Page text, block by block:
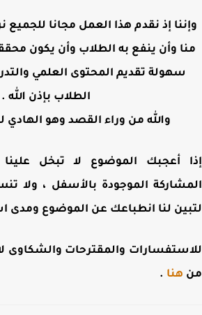
إذ نقدم هذا العمل مجانا للجميع
وأن ينفع به الطلاب وأن يكون محققا
سهولة تقديم المحتوى العلمي
الطلاب بإذن الله .
والله من وراء القصد وهو الهادي
أعجبك الموضوع لا تبخل علينا
الموجودة بالأسفل ، ولا تنس
لنا انطباعك عن الموضوع ومدى
والمقترحات والشكاوى لا
هنا.